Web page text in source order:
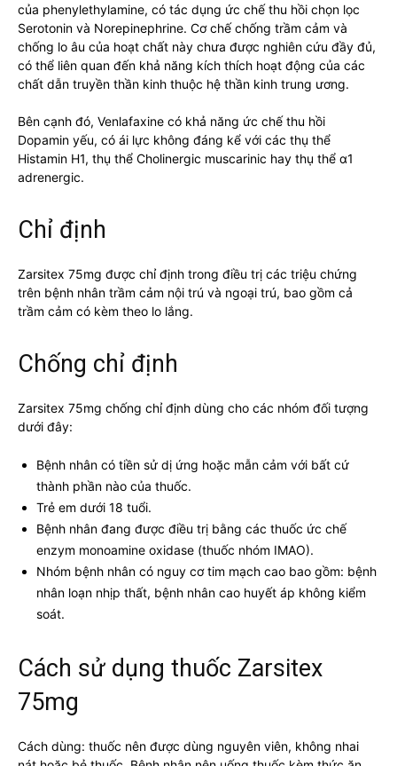
của phenylethylamine, có tác dụng ức chế thu hồi chọn lọc
Serotonin và Norepinephrine. Cơ chế chống trầm cảm và
chống lo âu của hoạt chất này chưa được nghiên cứu đầy đủ,
có thể liên quan đến khả năng kích thích hoạt động của các
chất dẫn truyền thần kinh thuộc hệ thần kinh trung ương.
Bên cạnh đó, Venlafaxine có khả năng ức chế thu hồi
Dopamin yếu, có ái lực không đáng kể với các thụ thể
Histamin H1, thụ thể Cholinergic muscarinic hay thụ thể α1
adrenergic.
Chỉ định
Zarsitex 75mg được chỉ định trong điều trị các triệu chứng
trên bệnh nhân trầm cảm nội trú và ngoại trú, bao gồm cả
trầm cảm có kèm theo lo lắng.
Chống chỉ định
Zarsitex 75mg chống chỉ định dùng cho các nhóm đối tượng
dưới đây:
Bệnh nhân có tiền sử dị ứng hoặc mẫn cảm với bất cứ
thành phần nào của thuốc.
Trẻ em dưới 18 tuổi.
Bệnh nhân đang được điều trị bằng các thuốc ức chế
enzym monoamine oxidase (thuốc nhóm IMAO).
Nhóm bệnh nhân có nguy cơ tim mạch cao bao gồm: bệnh
nhân loạn nhịp thất, bệnh nhân cao huyết áp không kiểm
soát.
Cách sử dụng thuốc Zarsitex
75mg
Cách dùng: thuốc nên được dùng nguyên viên, không nhai